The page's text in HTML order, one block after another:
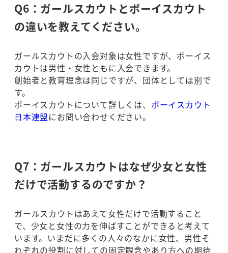
Q6：ガールスカウトとボーイスカウト
の違いを教えてください。
ガールスカウトの入会対象は女性ですが、ボーイス
カウトは男性・女性ともに入会できます。
創始者と教育理念は同じですが、団体としては別で
す。
ボーイスカウトについて詳しくは、 ボーイスカウト
日本連盟にお問い合わせください。
Q7：ガールスカウトはなぜ少女と女性
だけで活動するのですか？
ガールスカウトはあえて女性だけで活動すること
で、少女と女性の力を伸ばすことができると考えて
います。いまだに多くの人々のなかに女性、男性そ
れぞれの役割に対しての固定観念やあり方への期待